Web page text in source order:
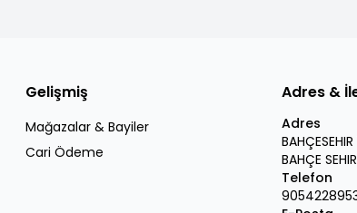
Gelişmiş
Mağazalar & Bayiler
Cari Ödeme
Adres &
Adres
BAHÇE
Telefon